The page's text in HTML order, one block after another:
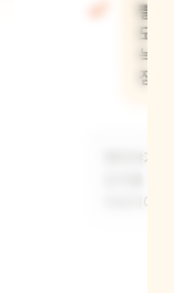
빨
모
늑
점은
옛이야기
악당이에